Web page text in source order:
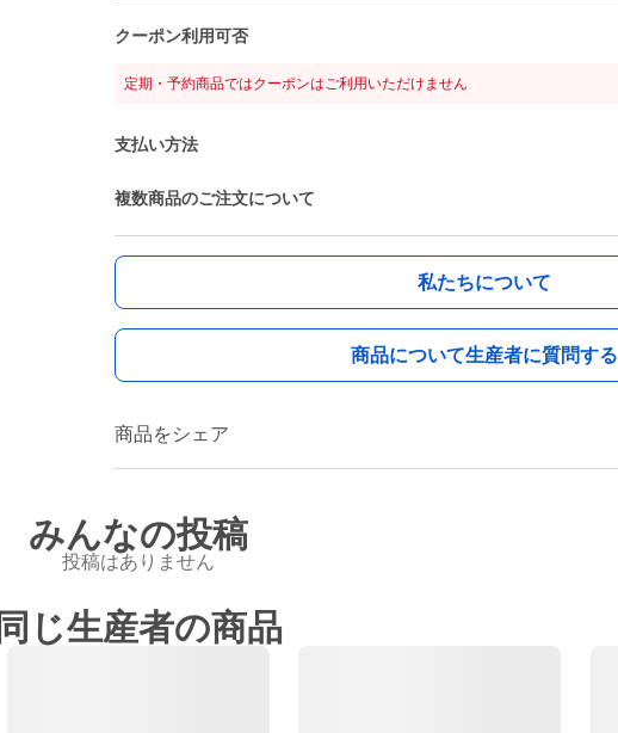
クーポン利用可否
定期・予約商品ではクーポンはご利用いただけません
支払い方法
複数商品のご注文について
私たちについて
商品について生産者に質問する
商品をシェア
みんなの投稿
投稿はありません
同じ生産者の商品